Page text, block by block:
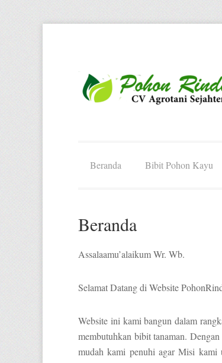
Beranda Bibit Pohon Kayu
Beranda
Assalaamu’alaikum Wr. Wb.
Selamat Datang di Website
Website ini kami bangun dalam
membutuhkan bibit tanaman.
mudah kami penuhi agar Misi kami